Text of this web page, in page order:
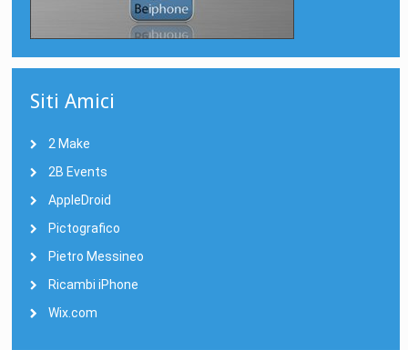
Siti Amici
2 Make
2B Events
AppleDroid
Pictografico
Pietro Messineo
Ricambi iPhone
Wix.com